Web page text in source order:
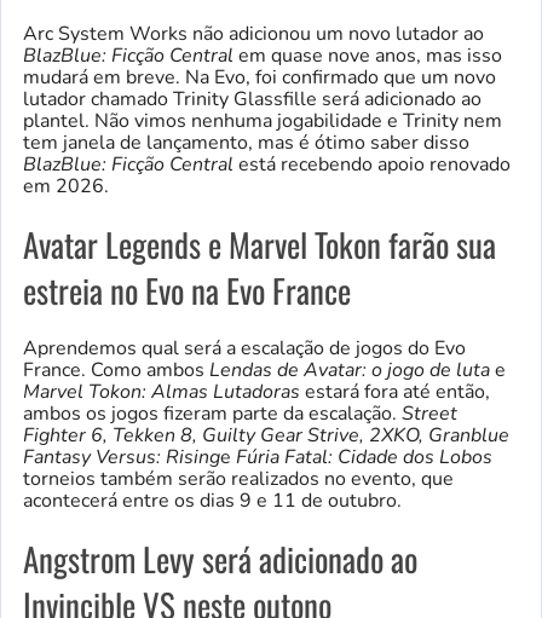
Arc System Works não adicionou um novo lutador ao
BlazBlue: Ficção Central em quase nove anos, mas isso
mudará em breve. Na Evo, foi confirmado que um novo
lutador chamado Trinity Glassfille será adicionado ao
plantel. Não vimos nenhuma jogabilidade e Trinity nem
tem janela de lançamento, mas é ótimo saber disso
BlazBlue: Ficção Central está recebendo apoio renovado
em 2026.
Avatar Legends e Marvel Tokon farão sua
estreia no Evo na Evo France
Aprendemos qual será a escalação de jogos do Evo
France. Como ambos Lendas de Avatar: o jogo de lutae
Marvel Tokon: Almas Lutadoras estará fora até então,
ambos os jogos fizeram parte da escalação. Street
Fighter 6, Tekken 8, Guilty Gear Strive, 2XKO, Granblue
Fantasy Versus: Risinge Fúria Fatal: Cidade dos Lobos
torneios também serão realizados no evento, que
acontecerá entre os dias 9 e 11 de outubro.
Angstrom Levy será adicionado ao
Invincible VS neste outono